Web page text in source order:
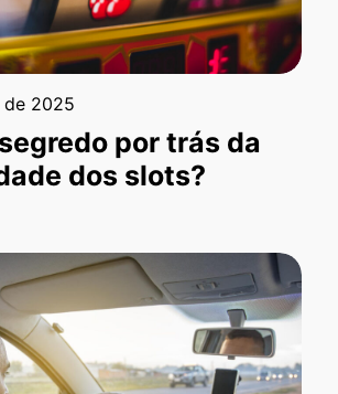
2025
por trás da
dos slots?